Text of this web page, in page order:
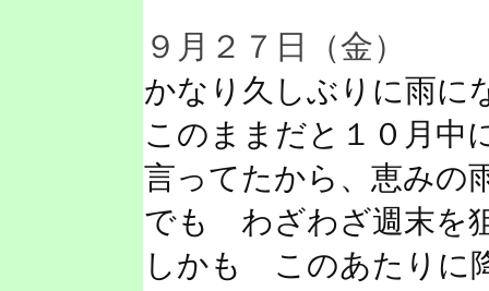
９月２７日（金）
かなり久しぶりに雨に
このままだと１０月中
言ってたから、恵みの
でも わざわざ週末を
しかも このあたりに